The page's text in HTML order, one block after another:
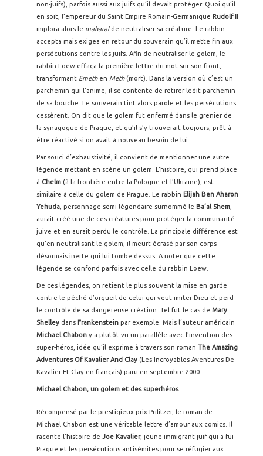
non-juifs), parfois aussi aux juifs qu’il devait protéger. Quoi qu’il
en soit, l’empereur du Saint Empire Romain-Germanique Rudolf II
implora alors le maharalde neutraliser sa créature. Le rabbin
accepta mais exigea en retour du souverain qu’il mette fin aux
persécutions contre les juifs. Afin de neutraliser le golem, le
rabbin Loew effaça la première lettre du mot sur son front,
transformant Emethen Meth(mort). Dans la version où c’est un
parchemin qui l’anime, il se contente de retirer ledit parchemin
de sa bouche. Le souverain tint alors parole et les persécutions
cessèrent. On dit que le golem fut enfermé dans le grenier de
la synagogue de Prague, et qu’il s’y trouverait toujours, prêt à
être réactivé si on avait à nouveau besoin de lui.
Par souci d’exhaustivité, il convient de mentionner une autre
légende mettant en scène un golem. L’histoire, qui prend place
à Chelm (à la frontière entre la Pologne et l’Ukraine), est
similaire à celle du golem de Prague. Le rabbin Elijah Ben Aharon
Yehuda , personnage semi-légendaire surnommé le Ba’al Shem
aurait créé une de ces créatures pour protéger la communauté
juive et en aurait perdu le contrôle. La principale différence est
qu’en neutralisant le golem, il meurt écrasé par son corps
désormais inerte qui lui tombe dessus. A noter que cette
légende se confond parfois avec celle du rabbin Loew.
De ces légendes, on retient le plus souvent la mise en garde
contre le péché d’orgueil de celui qui veut imiter Dieu et perd
le contrôle de sa dangereuse création. Tel fut le cas de Mary
Shelley dans Frankenstein par exemple. Mais l’auteur américain
Michael Chabon y a plutôt vu un parallèle avec l’invention des
super-héros, idée qu’il exprime à travers son roman The Amazing
Adventures Of Kavalier And Clay (Les Incroyables Aventures De
Kavalier Et Clay en français) paru en septembre 2000.
Michael Chabon, un golem et des superhéros
Récompensé par le prestigieux prix Pulitzer, le roman de
Michael Chabon est une véritable lettre d’amour aux comics. Il
raconte l’histoire de Joe Kavalier, jeune immigrant juif qui a fui
Prague et les persécutions antisémites pour se réfugier aux